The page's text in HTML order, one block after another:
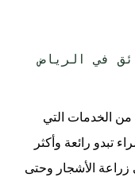
في الرياض
الخدمات التي
تبدو رائعة وأكثر
زراعة الأشجار وحتى